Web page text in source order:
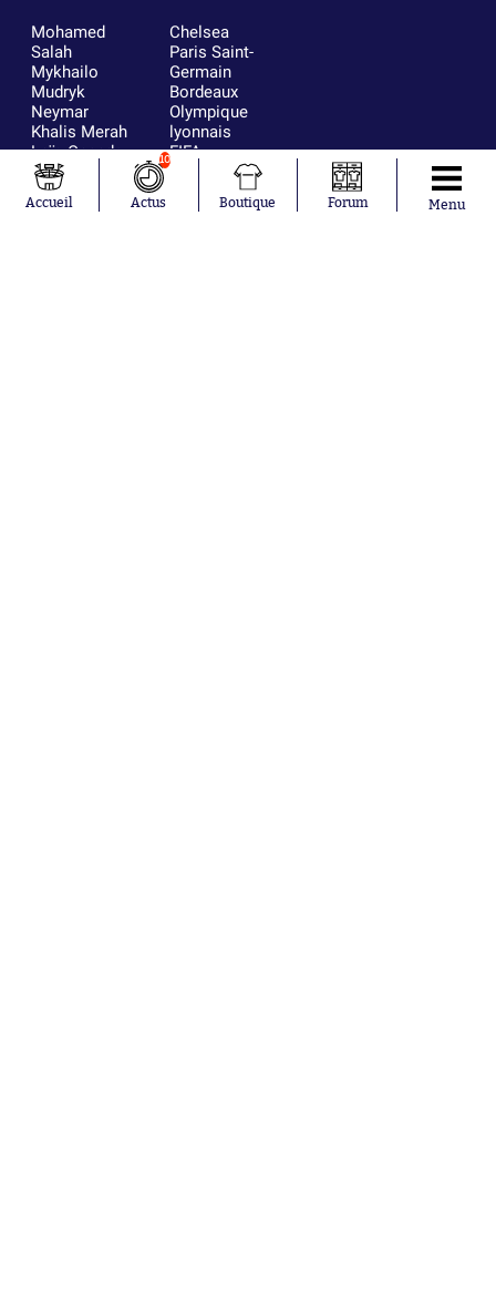
Mohamed
Salah
Mykhailo
Mudryk
Neymar
Khalis Merah
Loïs Openda
Moussa
Niakhaté
Nicolás
Chelsea
Paris Saint-
Germain
Bordeaux
Olympique
lyonnais
FIFA
Real Madrid
RC Strasbourg
AC Milan
Accueil
10
Actus Boutique Forum Menu